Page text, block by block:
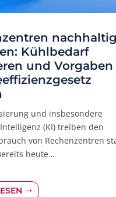
nachhaltig
Kühlbedarf
und Vorgaben
und insbesondere
(KI) treiben den
von Rechenzentren
heute…